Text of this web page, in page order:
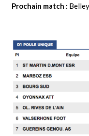
Prochain match :